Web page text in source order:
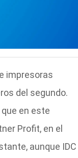
impresoras
del segundo.
en este
Profit, en el
aunque IDC